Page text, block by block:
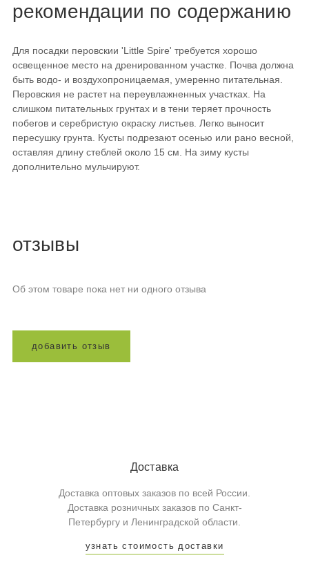
рекомендации по содержанию
Для посадки перовскии 'Little Spire' требуется хорошо
освещенное место на дренированном участке. Почва должна
быть водо- и воздухопроницаемая, умеренно питательная.
Перовския не растет на переувлажненных участках. На
слишком питательных грунтах и в тени теряет прочность
побегов и серебристую окраску листьев. Легко выносит
пересушку грунта. Кусты подрезают осенью или рано весной,
оставляя длину стеблей около 15 см. На зиму кусты
дополнительно мульчируют.
отзывы
Об этом товаре пока нет ни одного отзыва
доба вит ь отз ыв
Доставка
Доставка оптовых заказов по всей России.
Доставка розничных заказов по Санкт-
Петербургу и Ленинградской области.
узнать стоимость доставки